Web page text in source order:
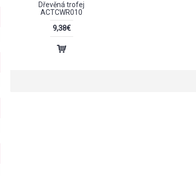
Dřevěná trofej
ACTCWR010
9,38€